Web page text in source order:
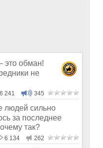
это обман!
не
6 241 345
людей сильно
за последнее
так?
6 134 262